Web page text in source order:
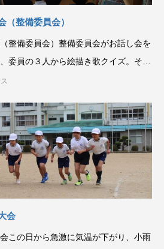
（整備委員会）
整備委員会）整備委員会がお話し会を
委員の３人から絵描き歌クイズ。その
会
この日から急激に気温が下がり、小雨